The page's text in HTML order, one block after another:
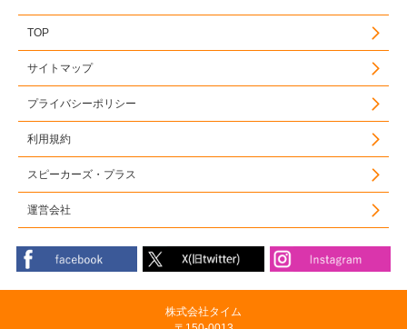
TOP
サイトマップ
プライバシーポリシー
利用規約
スピーカーズ・プラス
運営会社
株式会社タイム